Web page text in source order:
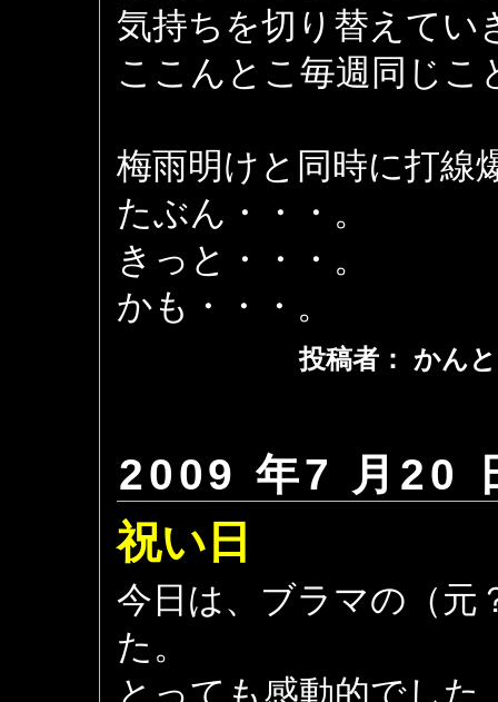
気持ちを切り替えてい
ここんとこ毎週同じこ
梅雨明けと同時に打線
たぶん・・・。
きっと・・・。
かも・・・。
投稿者： かん
2009 年7 月20
祝い日
今日は、ブラマの（元
た。
とっても感動的でした